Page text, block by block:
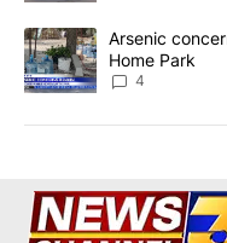
A trending article titled
Arsenic
Home Park
4